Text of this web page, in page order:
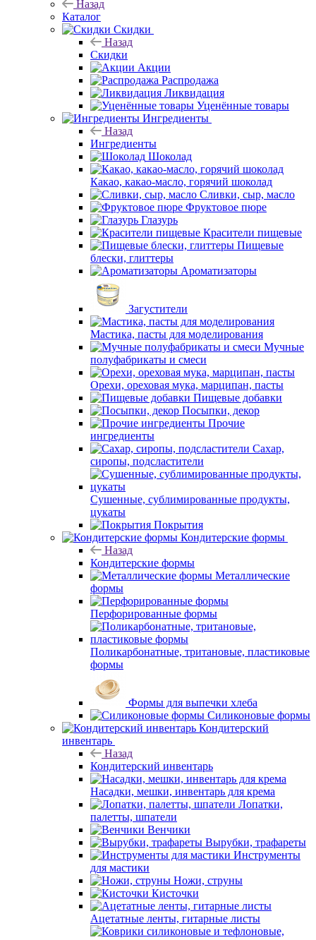
Назад
Каталог
Скидки
Назад
Скидки
Акции
Распродажа
Ликвидация
Уценённые товары
Ингредиенты
Назад
Ингредиенты
Шоколад
Какао, какао-масло, горячий шоколад
Сливки, сыр, масло
Фруктовое пюре
Глазурь
Красители пищевые
Пищевые
блески, глиттеры
Ароматизаторы
Загустители
Мастика, пасты для моделирования
Мучные
полуфабрикаты и смеси
Орехи, ореховая мука, марципан, пасты
Пищевые добавки
Посыпки, декор
Прочие
ингредиенты
Сахар,
сиропы, подсластители
Сушенные, сублимированные продукты,
цукаты
Покрытия
Кондитерские формы
Назад
Кондитерские формы
Металлические
формы
Перфорированные формы
Поликарбонатные, тритановые, пластиковые
формы
Формы для выпечки хлеба
Силиконовые формы
Кондитерский
инвентарь
Назад
Кондитерский инвентарь
Насадки, мешки, инвентарь для крема
Лопатки,
палетты, шпатели
Венчики
Вырубки, трафареты
Инструменты
для мастики
Ножи, струны
Кисточки
Ацетатные ленты, гитарные листы